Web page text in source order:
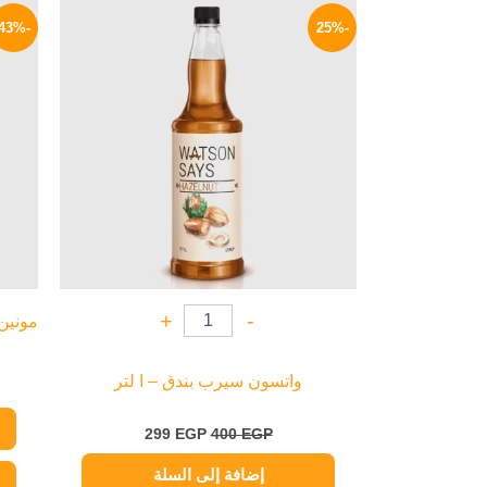
-25%
-
+
واتسون سيرب بندق – ا لتر
400EGP
الأصلي
هو:
400 EGP.
299 EGP
إضافة إلى السلة
-43%